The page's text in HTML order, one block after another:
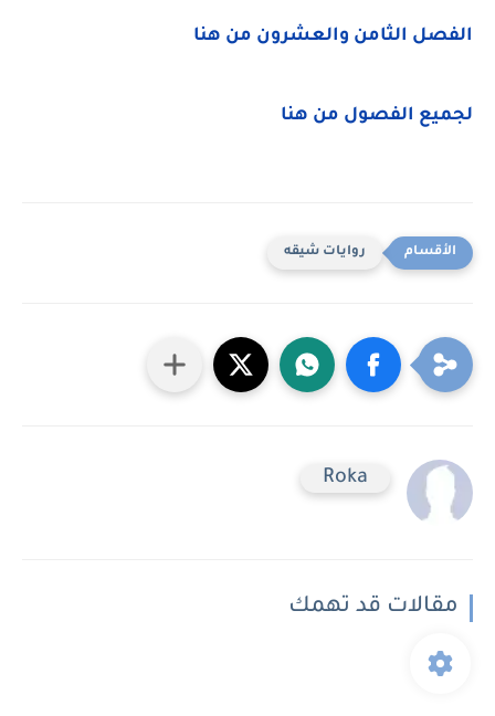
الفصل الثامن والعشرون من هنا
لجميع الفصول من هنا
روايات شيقه
Roka
مقالات قد تهمك